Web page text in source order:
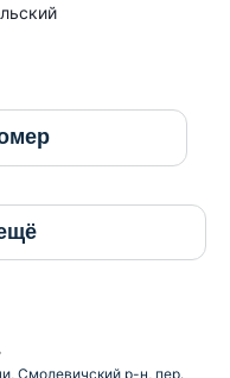
Смолевичский р-н, пер.